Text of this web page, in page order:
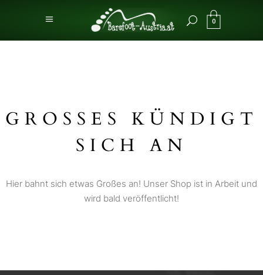
0
GROSSES KÜNDIGT S
ICH AN
Hier bahnt sich etwas Großes an! Unser Shop ist in Arbeit und
wird bald veröffentlicht!